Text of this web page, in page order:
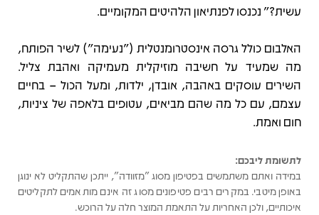
עשית?" נכנסו לפנתיאון הלהיטים המקומיים.
האלבום כולל גרסה אינסטרומנטלית ("נעימה") לשיר הפותח,
מה שמעיד על חשיבה מוזיקלית מעמיקה ואהבת צליל.
השירים עוסקים באהבה, אובדן, ילדות, ומעל הכול – בחיים
עצמם, עם כל מה שהם מביאים, עטופים בלאפה של ציניות,
חום ואמת.
לתשומת ליבכם:
במידה ואתם משתמשים בפטיפון מסוג "מזוודה", ייתכן שהתקליט לא ינוגן
באופן מיטבי. במקרים רבים פטיפונים מסוג זה אינם מותאמים לתקליטים
איכותיים, ולכן האחריות על התאמת המוצר חלה על הרוכש.